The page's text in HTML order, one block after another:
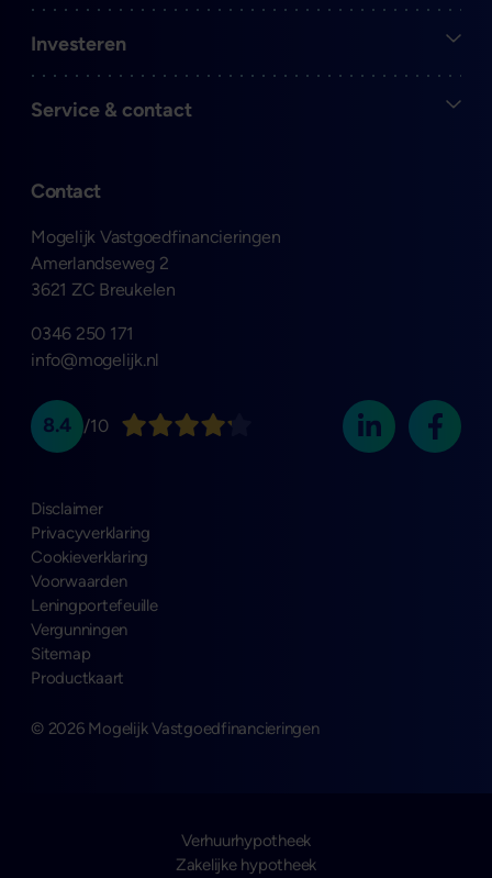
Contact
Mogelijk Vastgoedfinancieringen
Amerlandseweg 2
3621 ZC Breukelen
0346 250 171
info@mogelijk.nl
Open
Investeren
Open
Service & contact
8.4 /10
© 2026 Mogelijk Vastgoedfinancieringen
Disclaimer
Privacyverklaring
Cookieverklaring
Voorwaarden
Leningportefeuille
Vergunningen
Sitemap
Productkaart
Verhuurhypotheek
Zakelijke hypotheek